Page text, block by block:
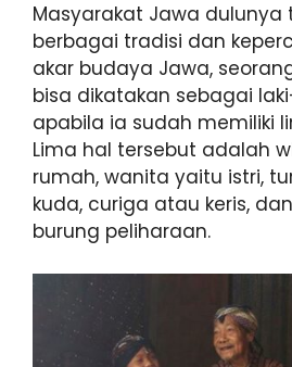
Masyarakat Jawa dulunya
berbagai tradisi dan
akar budaya Jawa,
bisa dikatakan sebagai
apabila ia sudah memiliki
Lima hal tersebut adalah
rumah, wanita yaitu istri,
kuda, curiga atau keris,
burung peliharaan.